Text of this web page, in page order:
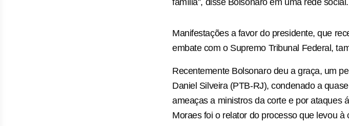
família”, disse Bolsonaro em uma rede social.
Manifestações a favor do presidente, que
embate com o Supremo Tribunal Federal,
Recentemente Bolsonaro deu a graça, um
Daniel Silveira (PTB-RJ), condenado a
ameaças a ministros da corte e por ataques
Moraes foi o relator do processo que levou